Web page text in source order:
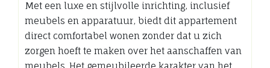
Met een luxe en stijlvolle inrichting, inclusief
meubels en apparatuur, biedt dit appartement
direct comfortabel wonen zonder dat u zich
zorgen hoeft te maken over het aanschaffen van
meubels. Het gemeubileerde karakter van het